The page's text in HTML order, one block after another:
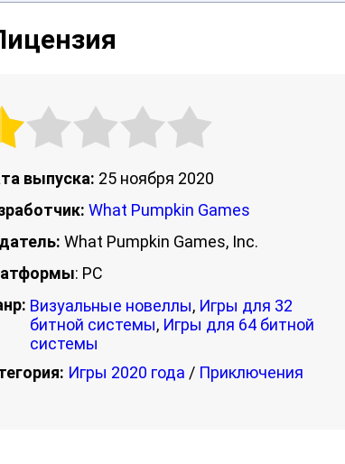
выпуска: 25 ноября 2020
What Pumpkin Games
What Pumpkin Games, Inc.
: PC
Визуальные новеллы, Игры для 32
битной системы, Игры для 64 битной
системы
Игры 2020 года / Приключения